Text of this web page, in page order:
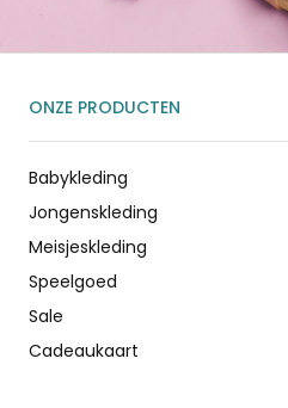
ONZE PRODUCTEN
Babykleding
Jongenskleding
Meisjeskleding
Speelgoed
Sale
Cadeaukaart